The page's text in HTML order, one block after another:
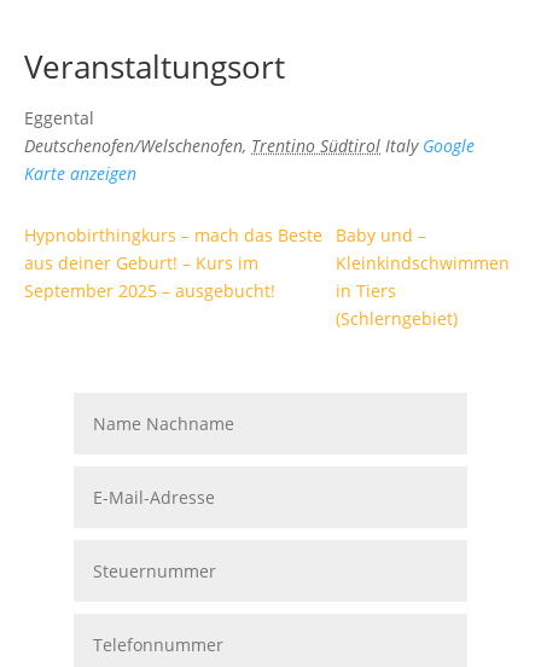
Veranstaltungsort
Eggental
Deutschenofen/Welschenofen, Trentino Südtirol Italy Google
Karte anzeigen
Hypnobirthingkurs – mach das Beste
aus deiner Geburt! – Kurs im
September 2025 – ausgebucht!
Baby und –
Kleinkindschwimmen
in Tiers
(Schlerngebiet)